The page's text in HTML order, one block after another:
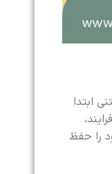
ابتدا
را حفظ